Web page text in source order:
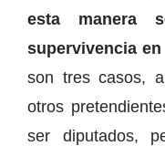
esta manera
supervivencia
son tres casos,
otros
ser diputados,